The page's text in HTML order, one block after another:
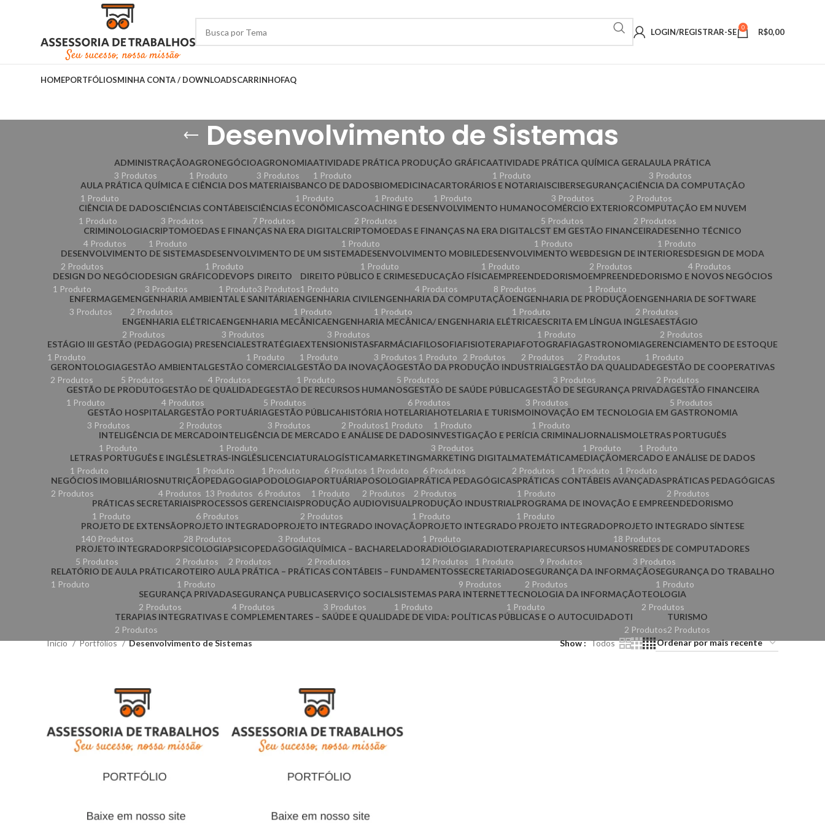
LOGIN/REGISTRAR-SE 0 R$0,00
HOMEPORTFÓLIOSMINHA CONTA / DOWNLOADSCARRINHOFAQ
Desenvolvimento de Sistemas
ADMINISTRAÇÃO
3 Produtos
AGRONEGÓCIO
1 Produto
AGRONOMIA
3 Produtos
ATIVIDADE PRÁTICA PRODUÇÃO GRÁFICA
1 Produto
ATIVIDADE PRÁTICA QUÍMICA GERAL
1 Produto
AULA PRÁTICA
3 Produtos
AULA PRÁTICA QUÍMICA E CIÊNCIA DOS MATERIAIS
1 Produto
BANCO DE DADOS
1 Produto
BIOMEDICINA
1 Produto
CARTORÁRIOS E NOTARIAIS
1 Produto
CIBERSEGURANÇA
3 Produtos
CIÊNCIA DA COMPUTAÇÃO
2 Produtos
CIÊNCIA DE DADOS
1 Produto
CIÊNCIAS CONTÁBEIS
3 Produtos
CIÊNCIAS ECONÔMICAS
7 Produtos
COACHING E DESENVOLVIMENTO HUMANO
2 Produtos
COMÉRCIO EXTERIOR
5 Produtos
COMPUTAÇÃO EM NUVEM
2 Produtos
CRIMINOLOGIA
4 Produtos
CRIPTOMOEDAS E FINANÇAS NA ERA DIGITAL
1 Produto
CRIPTOMOEDAS E FINANÇAS NA ERA DIGITAL
1 Produto
CST EM GESTÃO FINANCEIRA
1 Produto
DESENHO TÉCNICO
1 Produto
DESENVOLVIMENTO DE SISTEMAS
2 Produtos
DESENVOLVIMENTO DE UM SISTEMA
1 Produto
DESENVOLVIMENTO MOBILE
1 Produto
DESENVOLVIMENTO WEB
1 Produto
DESIGN DE INTERIORES
2 Produtos
DESIGN DE MODA
4 Produtos
DESIGN DO NEGÓCIO
1 Produto
DESIGN GRÁFICO
3 Produtos
DEVOPS
1 Produto
DIREITO
3 Produtos
DIREITO PÚBLICO E CRIMES
1 Produto
EDUCAÇÃO FÍSICA
4 Produtos
EMPREENDEDORISMO
8 Produtos
EMPREENDEDORISMO E NOVOS NEGÓCIOS
1 Produto
ENFERMAGEM
3 Produtos
ENGENHARIA AMBIENTAL E SANITÁRIA
2 Produtos
ENGENHARIA CIVIL
1 Produto
ENGENHARIA DA COMPUTAÇÃO
1 Produto
ENGENHARIA DE PRODUÇÃO
1 Produto
ENGENHARIA DE SOFTWARE
2 Produtos
ENGENHARIA ELÉTRICA
2 Produtos
ENGENHARIA MECÂNICA
3 Produtos
ENGENHARIA MECÂNICA/ ENGENHARIA ELÉTRICA
3 Produtos
ESCRITA EM LÍNGUA INGLESA
1 Produto
ESTÁGIO
2 Produtos
ESTÁGIO III GESTÃO (PEDAGOGIA) PRESENCIAL
1 Produto
ESTRATÉGIA
1 Produto
EXTENSIONISTAS
1 Produto
FARMÁCIA
3 Produtos
FILOSOFIA
1 Produto
FISIOTERAPIA
2 Produtos
FOTOGRAFIA
2 Produtos
GASTRONOMIA
2 Produtos
GERENCIAMENTO DE ESTOQUE
1 Produto
GERONTOLOGIA
2 Produtos
GESTÃO AMBIENTAL
5 Produtos
GESTÃO COMERCIAL
4 Produtos
GESTÃO DA INOVAÇÃO
1 Produto
GESTÃO DA PRODUÇÃO INDUSTRIAL
5 Produtos
GESTÃO DA QUALIDADE
3 Produtos
GESTÃO DE COOPERATIVAS
2 Produtos
GESTÃO DE PRODUTO
1 Produto
GESTÃO DE QUALIDADE
4 Produtos
GESTÃO DE RECURSOS HUMANOS
5 Produtos
GESTÃO DE SAÚDE PÚBLICA
6 Produtos
GESTÃO DE SEGURANÇA PRIVADA
3 Produtos
GESTÃO FINANCEIRA
5 Produtos
GESTÃO HOSPITALAR
3 Produtos
GESTÃO PORTUÁRIA
2 Produtos
GESTÃO PÚBLICA
3 Produtos
HISTÓRIA
2 Produtos
HOTELARIA
1 Produto
HOTELARIA E TURISMO
1 Produto
INOVAÇÃO EM TECNOLOGIA EM GASTRONOMIA
1 Produto
INTELIGÊNCIA DE MERCADO
1 Produto
INTELIGÊNCIA DE MERCADO E ANÁLISE DE DADOS
1 Produto
INVESTIGAÇÃO E PERÍCIA CRIMINAL
3 Produtos
JORNALISMO
1 Produto
LETRAS PORTUGUÊS
1 Produto
LETRAS PORTUGUÊS E INGLÊS
1 Produto
LETRAS-INGLÊS
1 Produto
LICENCIATURA
1 Produto
LOGÍSTICA
6 Produtos
MARKETING
1 Produto
MARKETING DIGITAL
6 Produtos
MATEMÁTICA
2 Produtos
MEDIAÇÃO
1 Produto
MERCADO E ANÁLISE DE DADOS
1 Produto
NEGÓCIOS IMOBILIÁRIOS
2 Produtos
NUTRIÇÃO
4 Produtos
PEDAGOGIA
13 Produtos
PODOLOGIA
6 Produtos
PORTUÁRIA
1 Produto
POSOLOGIA
2 Produtos
PRÁTICA PEDAGÓGICAS
2 Produtos
PRÁTICAS CONTÁBEIS AVANÇADAS
1 Produto
PRÁTICAS PEDAGÓGICAS
2 Produtos
PRÁTICAS SECRETARIAIS
1 Produto
PROCESSOS GERENCIAIS
6 Produtos
PRODUÇÃO AUDIOVISUAL
2 Produtos
PRODUÇÃO INDUSTRIAL
1 Produto
PROGRAMA DE INOVAÇÃO E EMPREENDEDORISMO
1 Produto
PROJETO DE EXTENSÃO
140 Produtos
PROJETO INTEGRADO
28 Produtos
PROJETO INTEGRADO INOVAÇÃO
3 Produtos
PROJETO INTEGRADO PROJETO INTEGRADO
1 Produto
PROJETO INTEGRADO SÍNTESE
18 Produtos
PROJETO INTEGRADOR
5 Produtos
PSICOLOGIA
2 Produtos
PSICOPEDAGOGIA
2 Produtos
QUÍMICA – BACHARELADO
2 Produtos
RADIOLOGIA
12 Produtos
RADIOTERAPIA
1 Produto
RECURSOS HUMANOS
9 Produtos
REDES DE COMPUTADORES
3 Produtos
RELATÓRIO DE AULA PRÁTICA
1 Produto
ROTEIRO AULA PRÁTICA – PRÁTICAS CONTÁBEIS – FUNDAMENTOS
1 Produto
SECRETARIADO
9 Produtos
SEGURANÇA DA INFORMAÇÃO
2 Produtos
SEGURANÇA DO TRABALHO
1 Produto
SEGURANÇA PRIVADA
2 Produtos
SEGURANÇA PUBLICA
4 Produtos
SERVIÇO SOCIAL
3 Produtos
SISTEMAS PARA INTERNET
1 Produto
TECNOLOGIA DA INFORMAÇÃO
1 Produto
TEOLOGIA
2 Produtos
TERAPIAS INTEGRATIVAS E COMPLEMENTARES – SAÚDE E QUALIDADE DE VIDA: POLÍTICAS PÚBLICAS E O AUTOCUIDADO
2 Produtos
TI
2 Produtos
TURISMO
2 Produtos
Início
Portfólios Desenvolvimento de Sistemas Show Todos